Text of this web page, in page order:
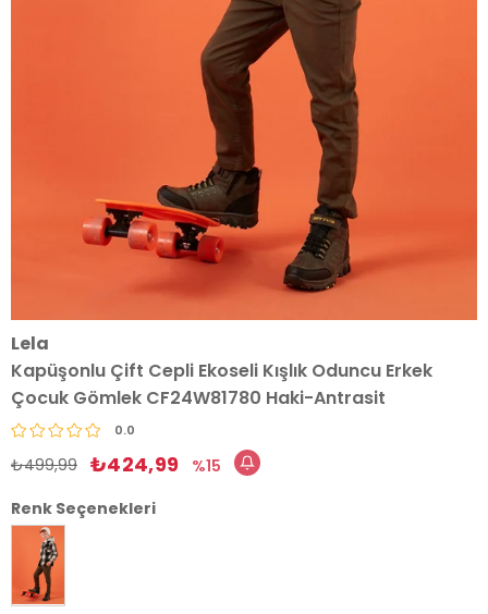
Lela
Kapüşonlu Çift Cepli Ekoseli Kışlık Oduncu Erkek
Çocuk Gömlek CF24W81780 Haki-Antrasit
0.0
₺499,99 ₺424,99
15
Renk Seçenekleri